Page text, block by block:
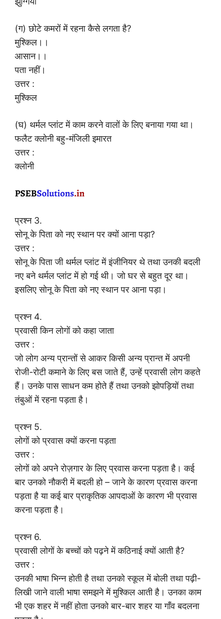
(ग) छोटे कमरों में रहना कैसे लगता है?
मुश्किल।।
आसान।।
पता नहीं।
उत्तर :
मुश्किल
(घ) थर्मल प्लांट में काम करने वालों के लिए बनाया गया था।
फलैट क्लोनी बहु-मंजिली इमारत
उत्तर :
क्लोनी
प्रश्न 3.
सोनू के पिता को नए स्थान पर क्यों आना पड़ा?
उत्तर :
सोनू के पिता जी थर्मल प्लांट में इंजीनियर थे तथा उनकी बदली
नए बने थर्मल प्लांट में हो गई थी। जो घर से बहुत दूर था।
इसलिए सोनू के पिता को नए स्थान पर आना पड़ा।
प्रश्न 4.
प्रवासी किन लोगों को कहा जाता
उत्तर :
जो लोग अन्य प्रान्तों से आकर किसी अन्य प्रान्त में अपनी
रोजी-रोटी कमाने के लिए बस जाते हैं, उन्हें प्रवासी लोग कहते
हैं। उनके पास साधन कम होते हैं तथा उनको झोपड़ियों तथा
तंबुओं में रहना पड़ता है।
प्रश्न 5.
लोगों को प्रवास क्यों करना पड़ता
उत्तर :
लोगों को अपने रोज़गार के लिए प्रवास करना पड़ता है। कई
बार उनको नौकरी में बदली हो – जाने के कारण प्रवास करना
पड़ता है या कई बार प्राकृतिक आपदाओं के कारण भी प्रवास
करना पड़ता है।
प्रश्न 6.
प्रवासी लोगों के बच्चों को पढ़ने में कठिनाई क्यों आती है?
उत्तर :
उनकी भाषा भिन्न होती है तथा उनको स्कूल में बोली तथा पढ़ी-
लिखी जाने वाली भाषा समझने में मुश्किल आती है। उनका काम
भी एक शहर में नहीं होता उनको बार-बार शहर या गाँव बदलना